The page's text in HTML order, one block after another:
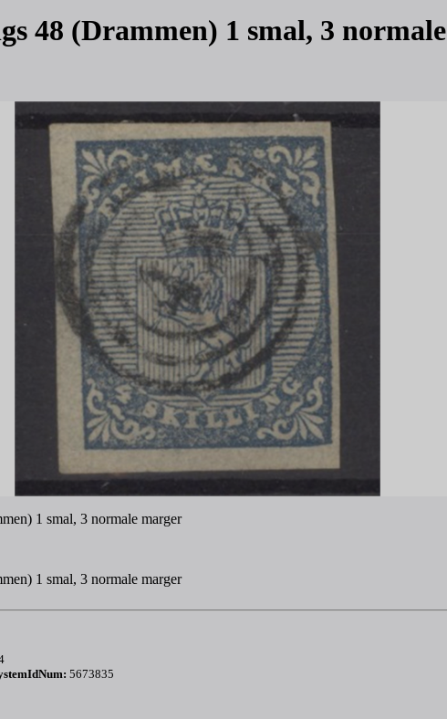
48 (Drammen) 1 smal, 3 normale
1 smal, 3 normale marger
1 smal, 3 normale marger
5673835